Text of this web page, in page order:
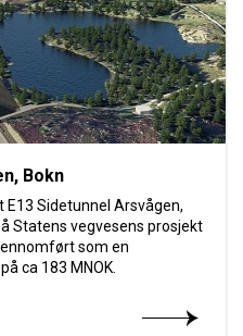
Bokn
E13 Sidetunnel Arsvågen,
Statens vegvesens prosjekt
som en
ca 183 MNOK.